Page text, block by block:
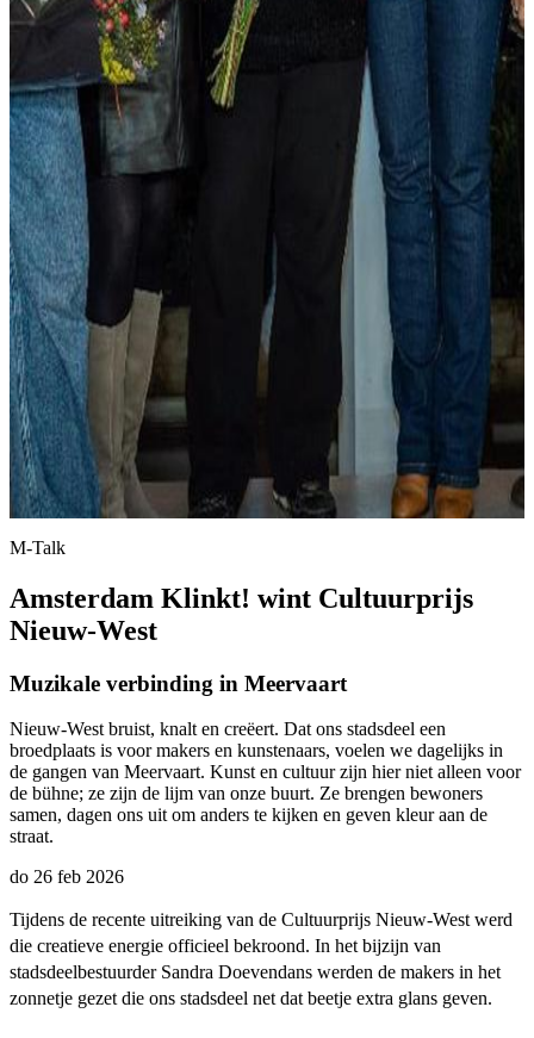
M-Talk
Amsterdam Klinkt! wint Cultuurprijs
Nieuw-West
Muzikale verbinding in Meervaart
Nieuw-West bruist, knalt en creëert. Dat ons stadsdeel een
broedplaats is voor makers en kunstenaars, voelen we dagelijks in
de gangen van Meervaart. Kunst en cultuur zijn hier niet alleen voor
de bühne; ze zijn de lijm van onze buurt. Ze brengen bewoners
samen, dagen ons uit om anders te kijken en geven kleur aan de
straat.
do 26 feb 2026
Tijdens de recente uitreiking van de Cultuurprijs Nieuw-West werd
die creatieve energie officieel bekroond. In het bijzijn van
stadsdeelbestuurder Sandra Doevendans werden de makers in het
zonnetje gezet die ons stadsdeel net dat beetje extra glans geven.